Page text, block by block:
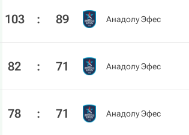
103 : 89 Анадолу Эфес
82 : 71 Анадолу Эфес
78 : 71 Анадолу Эфес